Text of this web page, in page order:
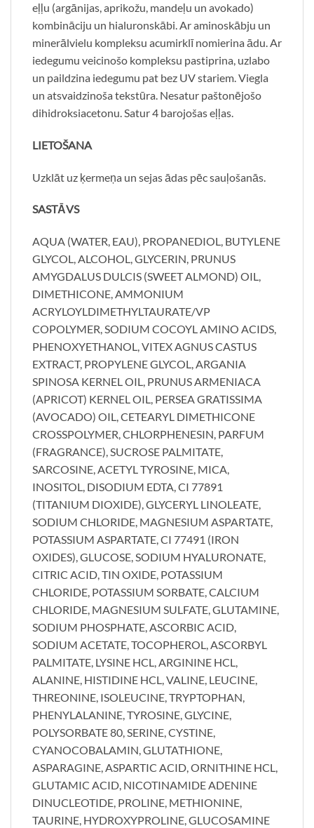
eļļu (argānijas, aprikožu, mandeļu un avokado)
kombināciju un hialuronskābi. Ar aminoskābju un
minerālvielu kompleksu acumirklī nomierina ādu. Ar
iedegumu veicinošo kompleksu pastiprina, uzlabo
un paildzina iedegumu pat bez UV stariem. Viegla
un atsvaidzinoša tekstūra. Nesatur paštonējošo
dihidroksiacetonu. Satur 4 barojošas eļļas.
LIETOŠANA
Uzklāt uz ķermeņa un sejas ādas pēc sauļošanās.
SASTĀVS
AQUA (WATER, EAU), PROPANEDIOL, BUTYLENE
GLYCOL, ALCOHOL, GLYCERIN, PRUNUS
AMYGDALUS DULCIS (SWEET ALMOND) OIL,
DIMETHICONE, AMMONIUM
ACRYLOYLDIMETHYLTAURATE/VP
COPOLYMER, SODIUM COCOYL AMINO ACIDS,
PHENOXYETHANOL, VITEX AGNUS CASTUS
EXTRACT, PROPYLENE GLYCOL, ARGANIA
SPINOSA KERNEL OIL, PRUNUS ARMENIACA
(APRICOT) KERNEL OIL, PERSEA GRATISSIMA
(AVOCADO) OIL, CETEARYL DIMETHICONE
CROSSPOLYMER, CHLORPHENESIN, PARFUM
(FRAGRANCE), SUCROSE PALMITATE,
SARCOSINE, ACETYL TYROSINE, MICA,
INOSITOL, DISODIUM EDTA, CI 77891
(TITANIUM DIOXIDE), GLYCERYL LINOLEATE,
SODIUM CHLORIDE, MAGNESIUM ASPARTATE,
POTASSIUM ASPARTATE, CI 77491 (IRON
OXIDES), GLUCOSE, SODIUM HYALURONATE,
CITRIC ACID, TIN OXIDE, POTASSIUM
CHLORIDE, POTASSIUM SORBATE, CALCIUM
CHLORIDE, MAGNESIUM SULFATE, GLUTAMINE,
SODIUM PHOSPHATE, ASCORBIC ACID,
SODIUM ACETATE, TOCOPHEROL, ASCORBYL
PALMITATE, LYSINE HCL, ARGININE HCL,
ALANINE, HISTIDINE HCL, VALINE, LEUCINE,
THREONINE, ISOLEUCINE, TRYPTOPHAN,
PHENYLALANINE, TYROSINE, GLYCINE,
POLYSORBATE 80, SERINE, CYSTINE,
CYANOCOBALAMIN, GLUTATHIONE,
ASPARAGINE, ASPARTIC ACID, ORNITHINE HCL,
GLUTAMIC ACID, NICOTINAMIDE ADENINE
DINUCLEOTIDE, PROLINE, METHIONINE,
TAURINE, HYDROXYPROLINE, GLUCOSAMINE